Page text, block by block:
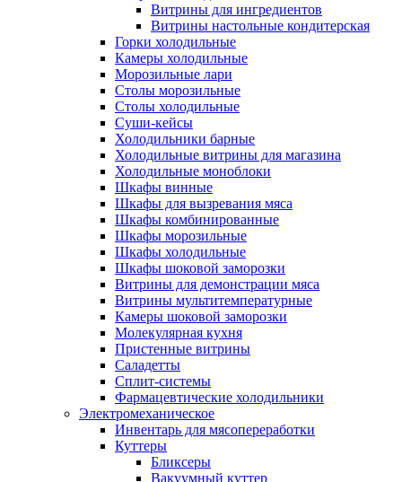
Витрины для ингредиентов
Витрины настольные кондитерская
Горки холодильные
Камеры холодильные
Морозильные лари
Столы морозильные
Столы холодильные
Суши-кейсы
Холодильники барные
Холодильные витрины для магазина
Холодильные моноблоки
Шкафы винные
Шкафы для вызревания мяса
Шкафы комбинированные
Шкафы морозильные
Шкафы холодильные
Шкафы шоковой заморозки
Витрины для демонстрации мяса
Витрины мультитемпературные
Камеры шоковой заморозки
Молекулярная кухня
Пристенные витрины
Саладетты
Сплит-системы
Фармацевтические холодильники
Электромеханическое
Инвентарь для мясопереработки
Куттеры
Бликсеры
Вакуумный куттер